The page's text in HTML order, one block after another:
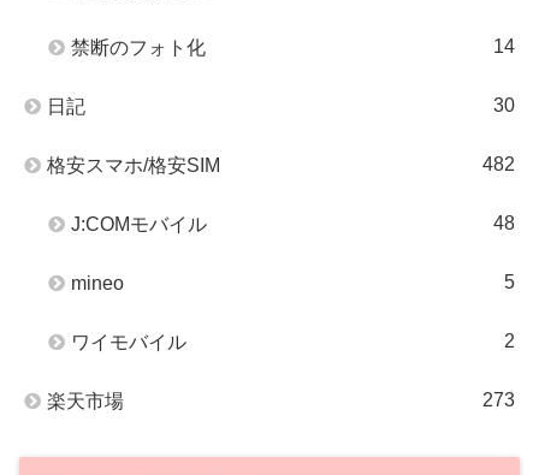
禁断のフォト化 14
日記 30
格安スマホ/格安SIM 482
J:COMモバイル 48
mineo 5
ワイモバイル 2
楽天市場 273